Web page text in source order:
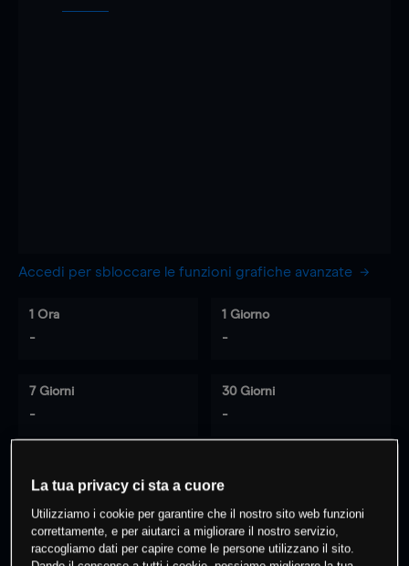
Accedi per sbloccare le funzioni grafiche avanzate
1 Ora
-
1 Giorno
-
7 Giorni
-
30 Giorni
-
0 % dei clienti hanno posizioni
questo prodotto
La tua privacy ci sta a cuore
Utilizziamo i cookie per garantire che il nostro sito web funzioni
correttamente, e per aiutarci a migliorare il nostro servizio,
raccogliamo dati per capire come le persone utilizzano il sito.